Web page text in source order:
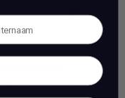
je carrière?
alleen reguliere